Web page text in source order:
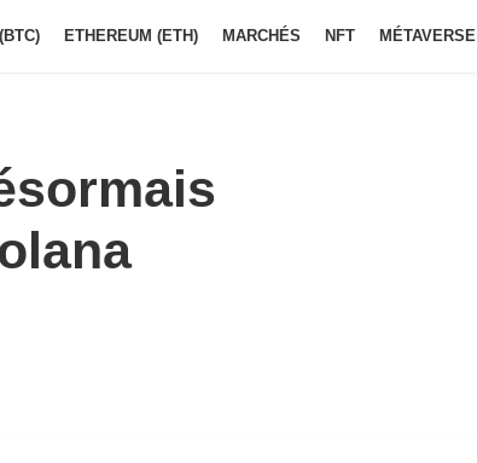
ETHEREUM (ETH) MARCHÉS NFT MÉTAVERSE